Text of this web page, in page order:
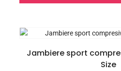
Jambiere sport
Size